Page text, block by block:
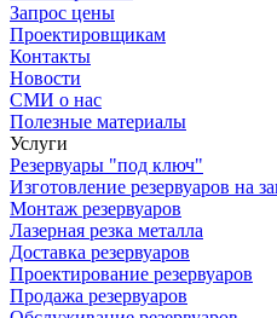
Запрос цены
Проектировщикам
Контакты
Новости
СМИ о нас
Полезные материалы
Услуги
Резервуары "под ключ"
Изготовление резервуаров на
Монтаж резервуаров
Лазерная резка металла
Доставка резервуаров
Проектирование резервуаров
Продажа резервуаров